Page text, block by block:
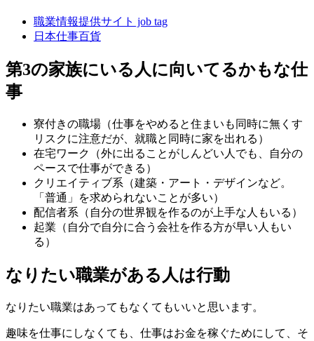
職業情報提供サイト job tag
日本仕事百貨
第3の家族にいる人に向いてるかもな仕
事
寮付きの職場（仕事をやめると住まいも同時に無くす
リスクに注意だが、就職と同時に家を出れる）
在宅ワーク（外に出ることがしんどい人でも、自分の
ペースで仕事ができる）
クリエイティブ系（建築・アート・デザインなど。
「普通」を求められないことが多い）
配信者系（自分の世界観を作るのが上手な人もいる）
起業（自分で自分に合う会社を作る方が早い人もい
る）
なりたい職業がある人は行動
なりたい職業はあってもなくてもいいと思います。
趣味を仕事にしなくても、仕事はお金を稼ぐためにして、そ